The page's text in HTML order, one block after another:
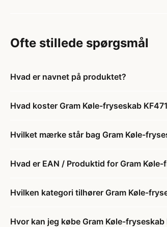
Ofte stillede spørgsmål
Hvad er navnet på produktet?
Hvad koster Gram Køle-fryseskab
Hvilket mærke står bag Gram Køle-
Hvad er EAN / Produktid for Gram
Hvilken kategori tilhører Gram Køle-
Hvor kan jeg købe Gram Køle-fryseskab